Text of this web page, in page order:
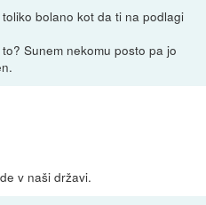
bolano kot da ti na podlagi
Sunem nekomu posto pa jo
v naši državi.